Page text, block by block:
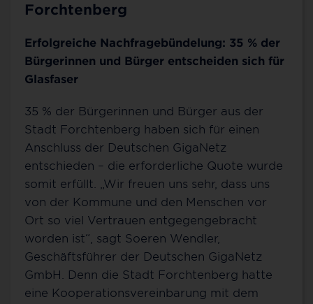
Forchtenberg
Erfolgreiche Nachfragebündelung: 35 % der
Bürgerinnen und Bürger entscheiden sich für
Glasfaser
35 % der Bürgerinnen und Bürger aus der
Stadt Forchtenberg haben sich für einen
Anschluss der Deutschen GigaNetz
entschieden – die erforderliche Quote wurde
somit erfüllt. „Wir freuen uns sehr, dass uns
von der Kommune und den Menschen vor
Ort so viel Vertrauen entgegengebracht
worden ist“, sagt Soeren Wendler,
Geschäftsführer der Deutschen GigaNetz
GmbH. Denn die Stadt Forchtenberg hatte
eine Kooperationsvereinbarung mit dem